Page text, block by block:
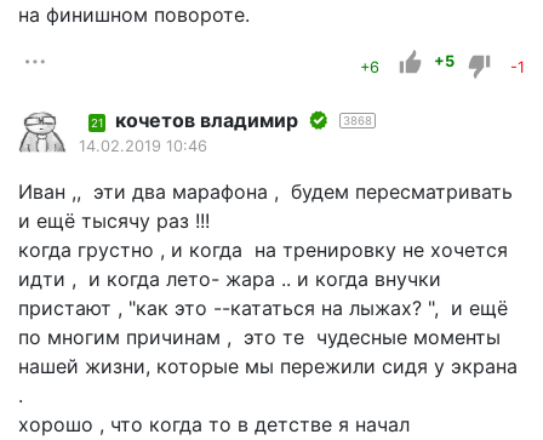
на финишном повороте.
+6 +5 -1
21 кочетов владимир 3868
14.02.2019 10:46
Иван ,, эти два марафона , будем пересматривать
и ещё тысячу раз !!!
когда грустно , и когда на тренировку не хочется
идти , и когда лето- жара .. и когда внучки
пристают , "как это --кататься на лыжах? ", и ещё
по многим причинам , это те чудесные моменты
нашей жизни, которые мы пережили сидя у экрана
.
хорошо , что когда то в детстве я начал